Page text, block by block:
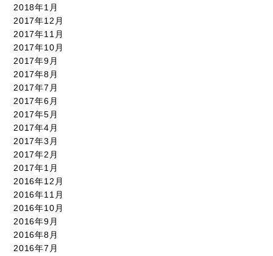
2018年1月
2017年12月
2017年11月
2017年10月
2017年9月
2017年8月
2017年7月
2017年6月
2017年5月
2017年4月
2017年3月
2017年2月
2017年1月
2016年12月
2016年11月
2016年10月
2016年9月
2016年8月
2016年7月